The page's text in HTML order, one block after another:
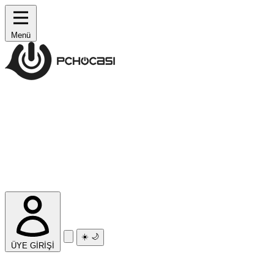
Menü
ÜYE GİRİŞİ
☀️ 🌙